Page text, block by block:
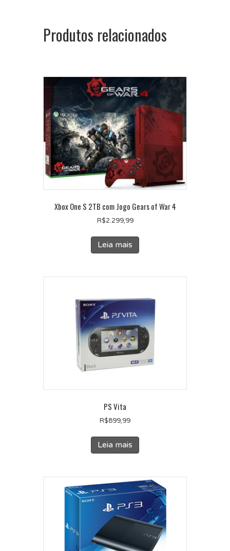
Produtos relacionados
Xbox One S 2TB com Jogo Gears of War 4
R$2.299,99
Leia mais
PS Vita
R$899,99
Leia mais